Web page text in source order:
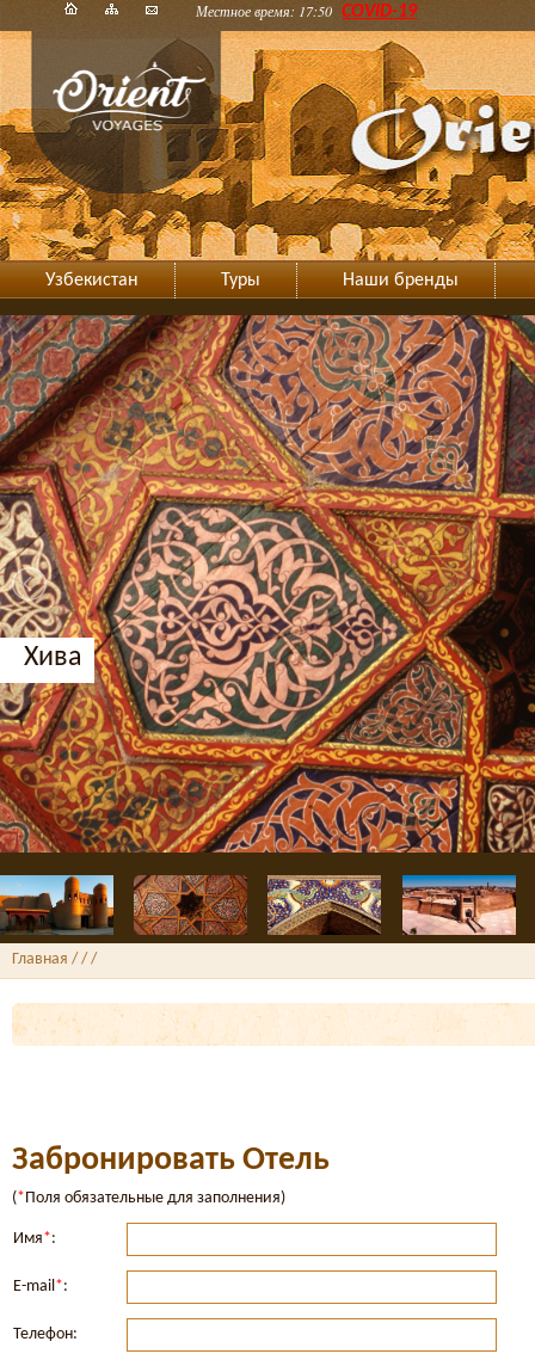
Местное время: 17:50 COVID-19
Узбекистан Туры Наши бренды
Хива
Главная / / /
Забронировать Отель
(*Поля обязательные для заполнения)
Имя*:
E-mail*:
Телефон: